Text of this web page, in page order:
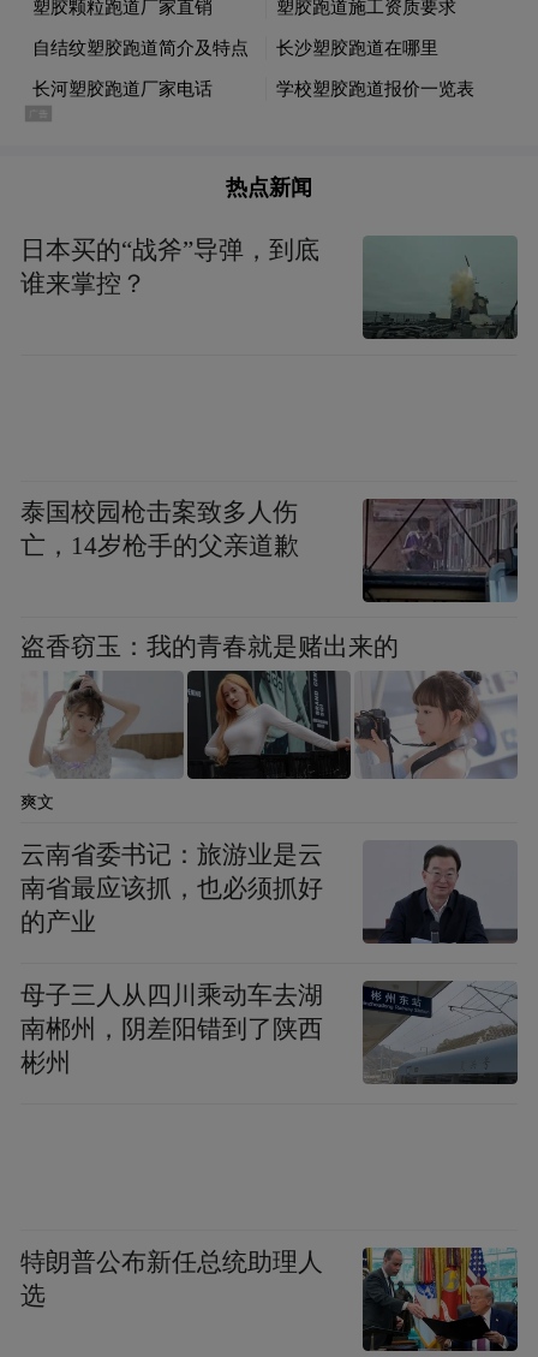
听力障碍的孩子对声音反应不敏感，比如不
易被突然的声响惊吓，唤其名字时反应不迅
巴，或有喜欢偏头、将手拢在耳后等习惯；
话的年龄还不会发音，或者发音不清、不准
确等；上课时注意力不集中，对老师提出的
问题答非所问；喜欢将电视或其他声音设备
听力检查通常分为主观和客观听力检查。主
观听力检查需要测试者配合来完成相应任
务，而客观听力检查则是通过测量声音的传
导或大脑对声音的反应来评估听力系统的功
能。
主观听力检查：纯音听力测试是最常用的听
力检查方法之一，通过给测试者依次播放不
情况做出反应，如听到声音则举手示意等来
评估听力阈值，此方法可以了解测试者在各
个频率上的具体听力情况，判断听力损失的
类型和程度；言语识别测听则是使用特定的
言语材料，如单词、句子等，让测试者听到
声音后复述或理解，进一步了解测试者日常
用于筛查新生儿和婴幼儿的听力，以及评估
某些听力疾病的早期变化；脑干听觉诱发电
位可通过监测大脑对声音刺激的电生理反应
热点新闻
日本买的“战斧”导弹，到底
谁来掌控？
泰国校园枪击案致多人伤
亡，14岁枪手的父亲道歉
盗香窃玉：我的青春就是赌出来的
爽文
云南省委书记：旅游业是云
南省最应该抓，也必须抓好
的产业
母子三人从四川乘动车去湖
南郴州，阴差阳错到了陕西
彬州
特朗普公布新任总统助理人
选